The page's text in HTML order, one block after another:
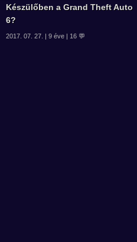
Készülőben a Grand Theft Auto
6?
2017. 07. 27. | 9 éve | 16 💬